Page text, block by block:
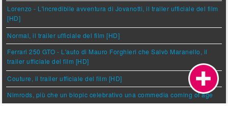
Lorenzo - L'incredibile avventura di Jovanotti, il trailer ufficiale del film
[HD]
Normal, il trailer ufficiale del film [HD]
Ferrari 250 GTO - L'auto di Mauro Forghieri che Salvò Maranello, il
trailer ufficiale del film [HD]
Couture, il trailer ufficiale del film [HD]
Nimrods, più che un biopic celebrativo una commedia coming of age